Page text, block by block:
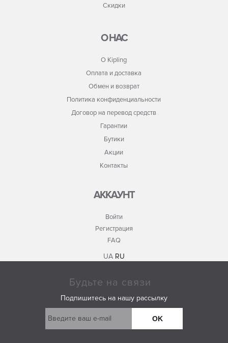
Скидки
О НАС
О Kipling
Оплата и доставка
Обмен и возврат
Политика конфиденциальности
Договор на перевод средств
Гарантии
Бутики
Акции
Контакты
АККАУНТ
Войти
Регистрация
FAQ
UA RU
Будьте на связи
Подпишитесь на нашу рассылку
OK